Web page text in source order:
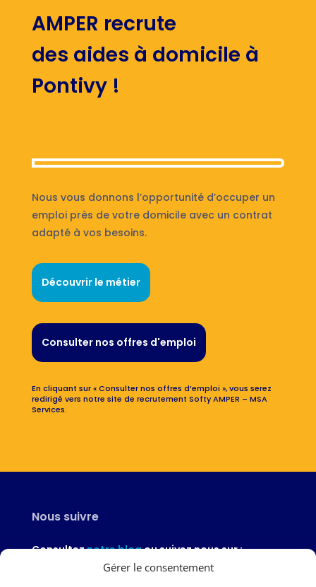
Gérer le consentement
AMPER recrute
des aides à domicile à
Pontivy !
Nous vous donnons l’opportunité d’occuper un
emploi près de votre domicile avec un contrat
adapté à vos besoins.
Découvrir le métier
Consulter nos offres d'emploi
En cliquant sur « Consulter nos offres d’emploi », vous serez
redirigé vers notre site de recrutement Softy AMPER – MSA
Services.
Nous suivre
Consulteznotre blogou suivez nous sur :